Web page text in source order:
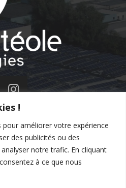
!
améliorer votre expérience
des publicités ou des
notre trafic. En cliquant
à ce que nous